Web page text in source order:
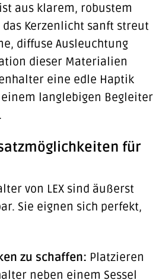
aus klarem, robustem
das Kerzenlicht sanft streut
diffuse Ausleuchtung
dieser Materialien
eine edle Haptik
langlebigen Begleiter
für
von LEX sind äußerst
Sie eignen sich perfekt,
zu schaffen: Platzieren
neben einem Sessel